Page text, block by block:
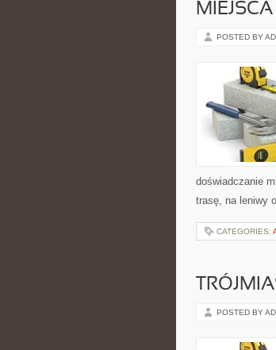
POSTED BY
doświadczanie
trasę, na leniwy
CATEGORIES:
POSTED BY